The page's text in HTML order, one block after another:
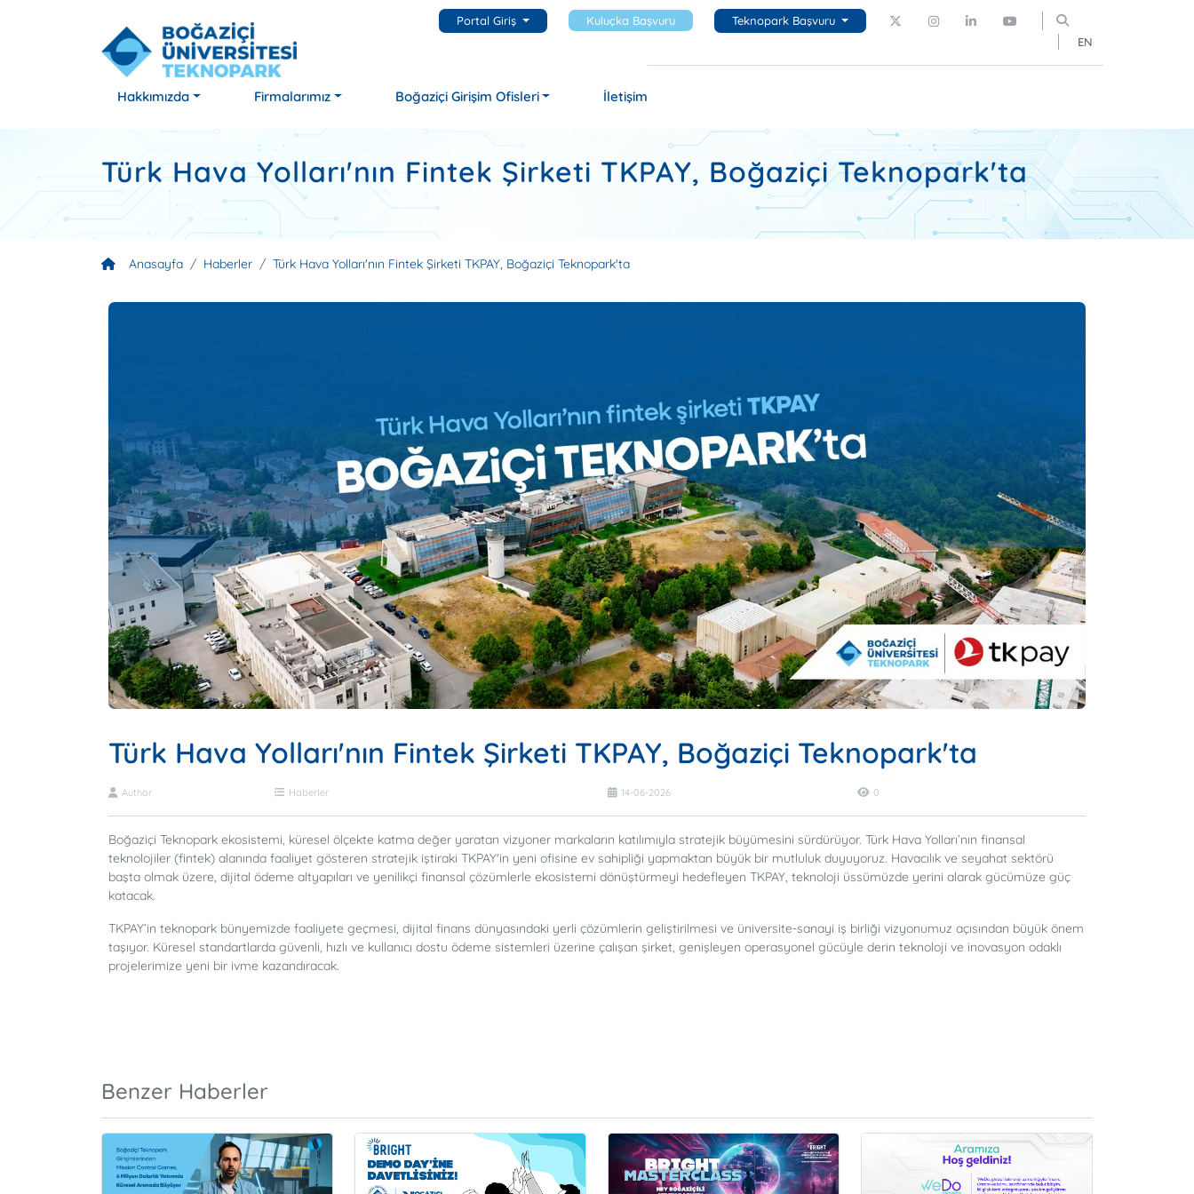
Portal Giriş Kuluçka Başvuru
Teknopark Başvuru
EN
Hakkımızda Firmalarımız Boğaziçi Girişim Ofisleri İletişim
Türk Hava Yolları'nın Fintek Şirketi TKPAY, Boğaziçi Teknopark'ta
Anasayfa Haberler Türk Hava Yolları'nın Fintek Şirketi TKPAY, Boğaziçi Teknopark'ta
Türk Hava Yolları'nın Fintek Şirketi TKPAY, Boğaziçi Teknopark'ta
Author Haberler 14-06-2026 0
Boğaziçi Teknopark ekosistemi, küresel ölçekte katma değer yaratan vizyoner markaların katılımıyla stratejik büyümesini sürdürüyor. Türk Hava Yolları’nın finansal
teknolojiler (fintek) alanında faaliyet gösteren stratejik iştiraki TKPAY'in yeni ofisine ev sahipliği yapmaktan büyük bir mutluluk duyuyoruz. Havacılık ve seyahat sektörü
başta olmak üzere, dijital ödeme altyapıları ve yenilikçi finansal çözümlerle ekosistemi dönüştürmeyi hedefleyen TKPAY, teknoloji üssümüzde yerini alarak gücümüze güç
katacak.
TKPAY’in teknopark bünyemizde faaliyete geçmesi, dijital finans dünyasındaki yerli çözümlerin geliştirilmesi ve üniversite-sanayi iş birliği vizyonumuz açısından büyük önem
taşıyor. Küresel standartlarda güvenli, hızlı ve kullanıcı dostu ödeme sistemleri üzerine çalışan şirket, genişleyen operasyonel gücüyle derin teknoloji ve inovasyon odaklı
projelerimize yeni bir ivme kazandıracak.
Benzer Haberler